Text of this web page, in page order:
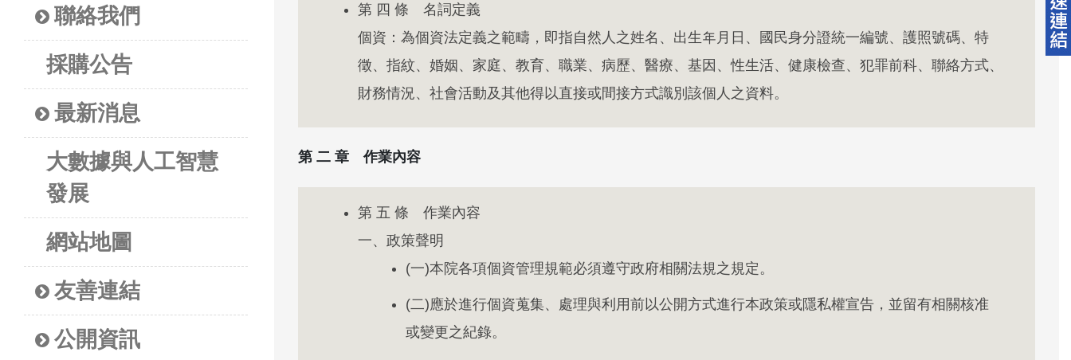
聯絡我們
採購公告
最新消息
大數據與人工智慧
發展
網站地圖
友善連結
公開資訊
第 四 條 名詞定義
個資：為個資法定義之範疇，即指自然人之姓名、出生年月日、國民身分證統一編號、護照號碼、特
徵、指紋、婚姻、家庭、教育、職業、病歷、醫療、基因、性生活、健康檢查、犯罪前科、聯絡方式、
財務情況、社會活動及其他得以直接或間接方式識別該個人之資料。
第 二 章 作業內容
第 五 條 作業內容
一、政策聲明
(一)本院各項個資管理規範必須遵守政府相關法規之規定。
(二)應於進行個資蒐集、處理與利用前以公開方式進行本政策或隱私權宣告，並留有相關核准
或變更之紀錄。